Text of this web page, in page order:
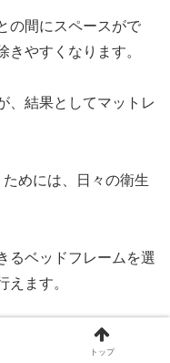
の間にスペースがで
きやすくなります。
、結果としてマットレ
めには、日々の衛生
るベッドフレームを選
えます。
レームとマット
トップ